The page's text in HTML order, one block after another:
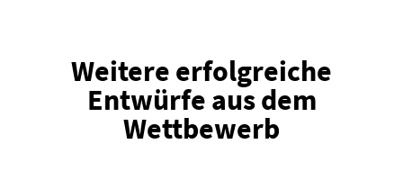
Weitere erfolgreiche
Entwürfe aus dem
Wettbewerb